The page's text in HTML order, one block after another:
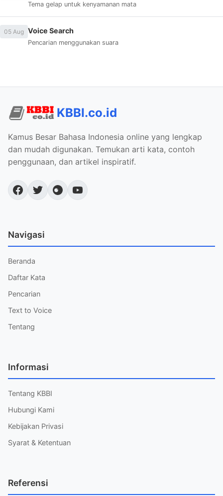
Tema gelap untuk kenyamanan mata
05 Aug Voice Search
Pencarian menggunakan suara
KBBI.co.id
Kamus Besar Bahasa Indonesia online yang lengkap
dan mudah digunakan. Temukan arti kata, contoh
penggunaan, dan artikel inspiratif.
Navigasi
Beranda
Daftar Kata
Pencarian
Text to Voice
Tentang
Informasi
Tentang KBBI
Hubungi Kami
Kebijakan Privasi
Syarat & Ketentuan
Referensi